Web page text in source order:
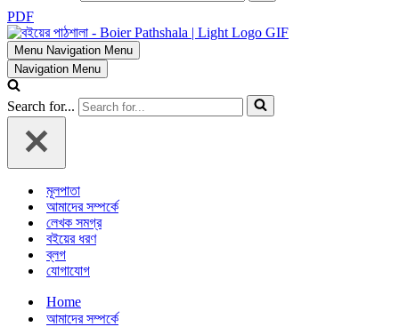
PDF
Menu Navigation Menu
Navigation Menu
Search for...
মূলপাতা
আমাদের সম্পর্কে
লেখক সমগ্র
বইয়ের ধরণ
ব্লগ
যোগাযোগ
Home
আমাদের সম্পর্কে